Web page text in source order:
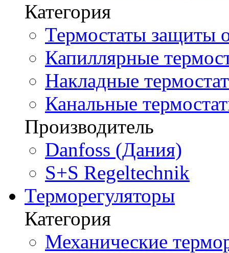
Категория
Термостаты защиты
Капиллярные
Накладные
Канальные
Производитель
Danfoss (Дания)
S+S Regeltechnik
Терморегуляторы
Категория
Механические